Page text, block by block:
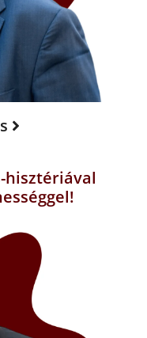
hisztériával